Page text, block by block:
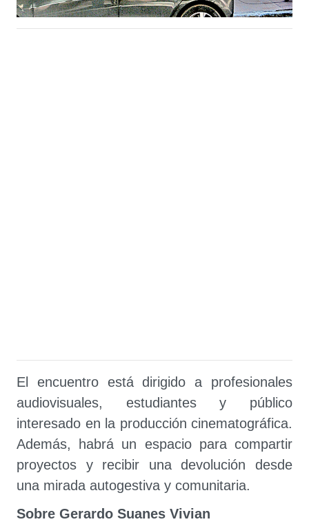
El encuentro está dirigido a profesionales
audiovisuales, estudiantes y público
interesado en la producción cinematográfica.
Además, habrá un espacio para compartir
proyectos y recibir una devolución desde
una mirada autogestiva y comunitaria.
Sobre Gerardo Suanes Vivian